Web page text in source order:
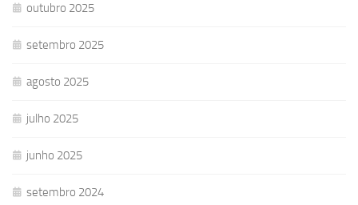
outubro 2025
setembro 2025
agosto 2025
julho 2025
junho 2025
setembro 2024